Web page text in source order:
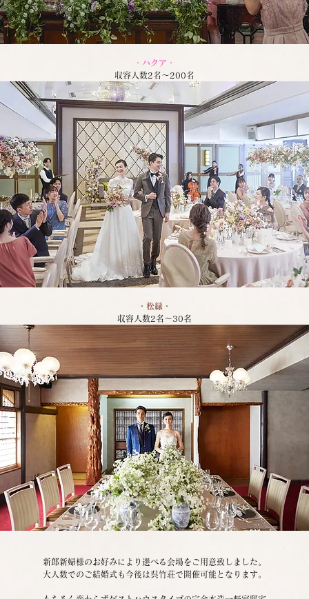
・ハクア・
収容人数2名～200名
・松緑・
収容人数2名～30名
新郎新婦様のお好みにより選べる会場をご用意致しました。
大人数でのご結婚式も今後は呉竹荘で開催可能となります。